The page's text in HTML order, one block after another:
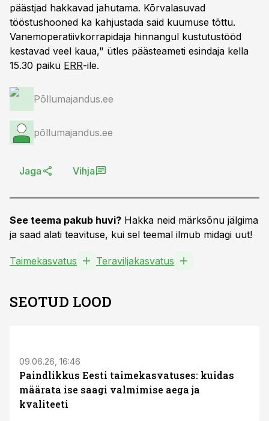
päästjad hakkavad jahutama. Kõrvalasuvad
tööstushooned ka kahjustada said kuumuse tõttu.
Vanemoperatiivkorrapidaja hinnangul kustutustööd
kestavad veel kaua," ütles päästeameti esindaja kella
15.30 paiku ERR-ile.
Põllumajandus.ee
põllumajandus.ee
Jaga Vihja
See teema pakub huvi? Hakka neid märksõnu jälgima
ja saad alati teavituse, kui sel teemal ilmub midagi uut!
Taimekasvatus Teraviljakasvatus
SEOTUD LOOD
09.06.26, 16:46
Paindlikkus Eesti taimekasvatuses: kuidas
määrata ise saagi valmimise aega ja
kvaliteeti